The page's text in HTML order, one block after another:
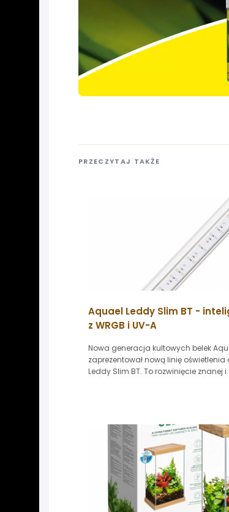
PRZECZYTAJ TAKŻE
Aquael Leddy Slim BT -
z WRGB i UV-A
Nowa generacja kultowych belek
zaprezentował nową linię
Leddy Slim BT. To rozwinięcie znanej